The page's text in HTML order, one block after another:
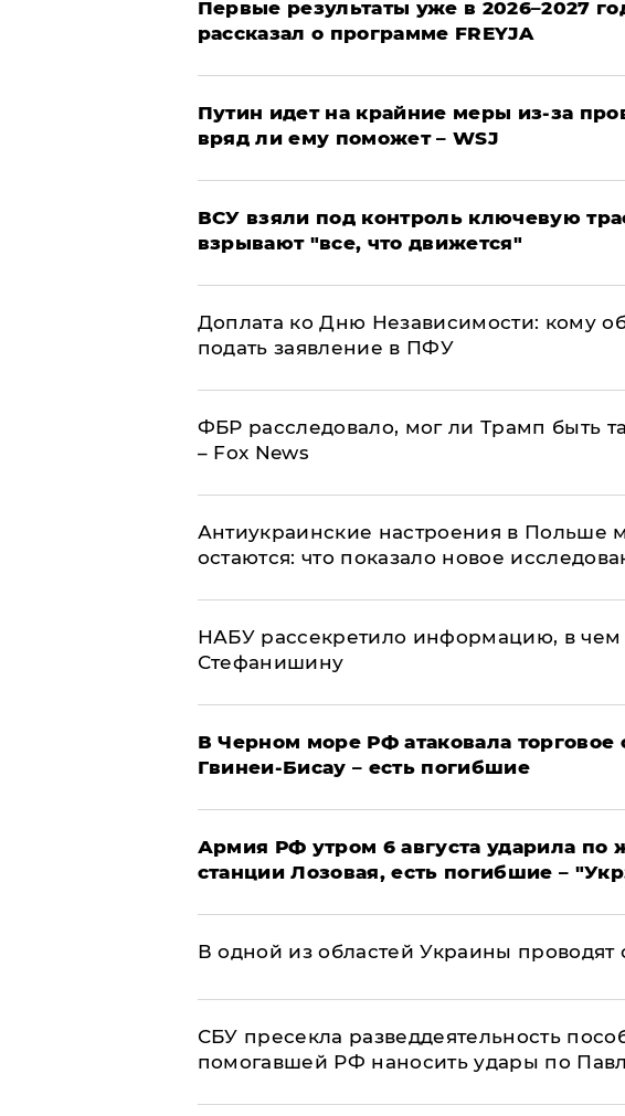
Первые результаты уже в 2026–2027
рассказал о программе FREYJA
Путин идет на крайние меры из-за
вряд ли ему поможет – WSJ
ВСУ взяли под контроль ключевую
взрывают "все, что движется"
Доплата ко Дню Независимости: кому
подать заявление в ПФУ
ФБР расследовало, мог ли Трамп быть
– Fox News
Антиукраинские настроения в Польше
остаются: что показало новое
НАБУ рассекретило информацию, в чем
Стефанишину
В Черном море РФ атаковала торговое
Гвинеи-Бисау – есть погибшие
Армия РФ утром 6 августа ударила по
станции Лозовая, есть погибшие –
В одной из областей Украины
СБУ пресекла разведдеятельность
помогавшей РФ наносить удары по